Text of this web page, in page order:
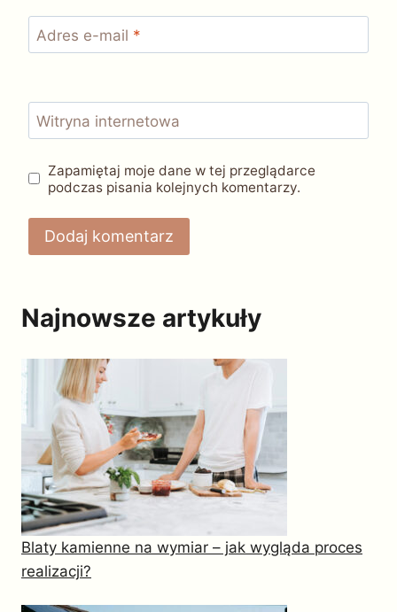
Adres e-mail *
Witryna internetowa
Zapamiętaj moje dane w tej przeglądarce
podczas pisania kolejnych komentarzy.
Najnowsze artykuły
Blaty kamienne na wymiar – jak wygląda proces
realizacji?